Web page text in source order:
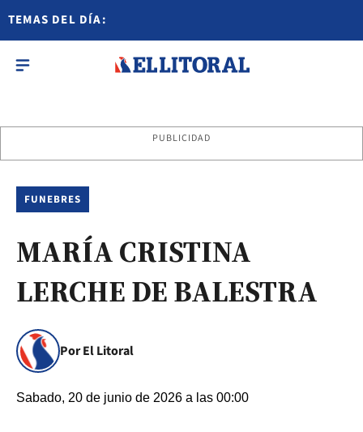
TEMAS DEL DÍA:
PUBLICIDAD
FUNEBRES
MARÍA CRISTINA
LERCHE DE BALESTRA
Por El Litoral
Sabado, 20 de junio de 2026 a las 00:00